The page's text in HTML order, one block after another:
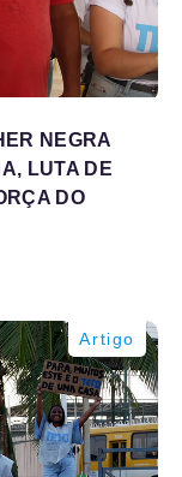
NEGRA
LUTA DE
DO
Artigo